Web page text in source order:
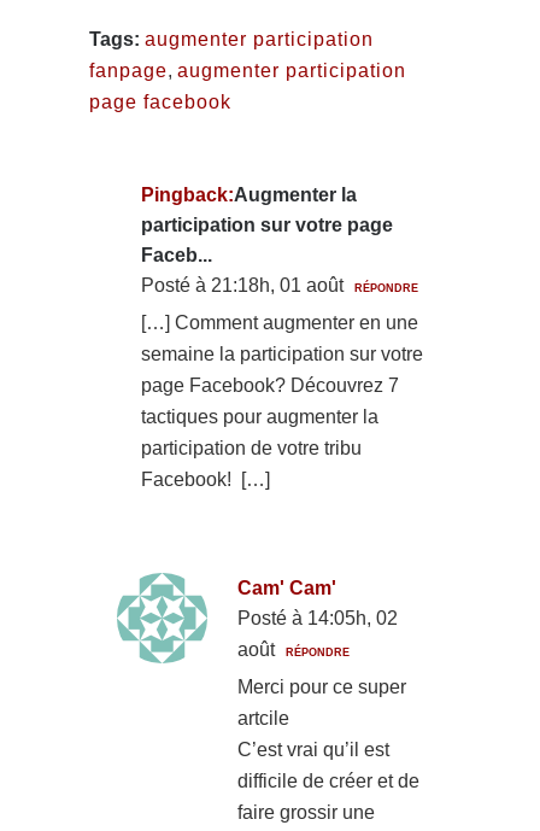
Tags: augmenter participation
fanpage, augmenter participation
page facebook
Pingback:Augmenter la
participation sur votre page
Faceb...
Posté à 21:18h, 01 août
RÉPONDRE
[…] Comment augmenter en une
semaine la participation sur votre
page Facebook? Découvrez 7
tactiques pour augmenter la
participation de votre tribu
Facebook! […]
Cam' Cam'
Posté à 14:05h, 02
août
RÉPONDRE
Merci pour ce super
artcile
C’est vrai qu’il est
difficile de créer et de
faire grossir une